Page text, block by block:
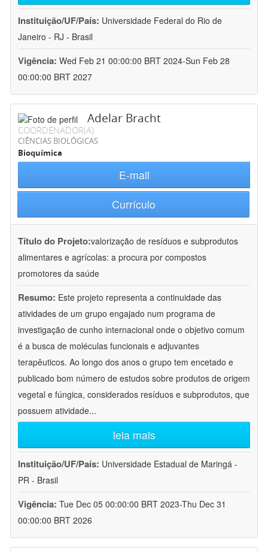
Instituição/UF/País: Universidade Federal do Rio de
Janeiro - RJ - Brasil
Vigência: Wed Feb 21 00:00:00 BRT 2024-Sun Feb 28
00:00:00 BRT 2027
Adelar Bracht
COORDENADOR(A)
CIÊNCIAS BIOLÓGICAS
Bioquímica
E-mail
Currículo
Título do Projeto:valorização de resíduos e subprodutos
alimentares e agrícolas: a procura por compostos
promotores da saúde
Resumo: Este projeto representa a continuidade das
atividades de um grupo engajado num programa de
investigação de cunho internacional onde o objetivo comum
é a busca de moléculas funcionais e adjuvantes
terapêuticos. Ao longo dos anos o grupo tem encetado e
publicado bom número de estudos sobre produtos de origem
vegetal e fúngica, considerados resíduos e subprodutos, que
possuem atividade...
leia mais
Instituição/UF/País: Universidade Estadual de Maringá -
PR - Brasil
Vigência: Tue Dec 05 00:00:00 BRT 2023-Thu Dec 31
00:00:00 BRT 2026